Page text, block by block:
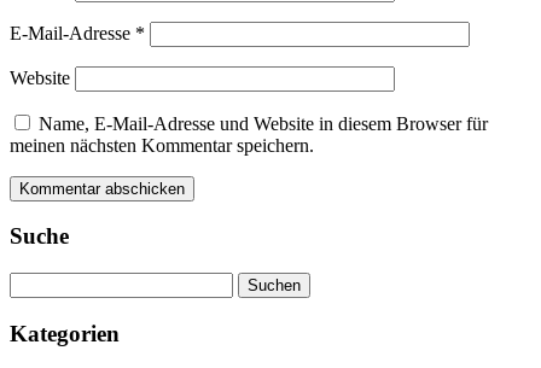
E-Mail-Adresse *
Website
Name, E-Mail-Adresse und Website in diesem Browser für
meinen nächsten Kommentar speichern.
Suche
nach:
Kategorien